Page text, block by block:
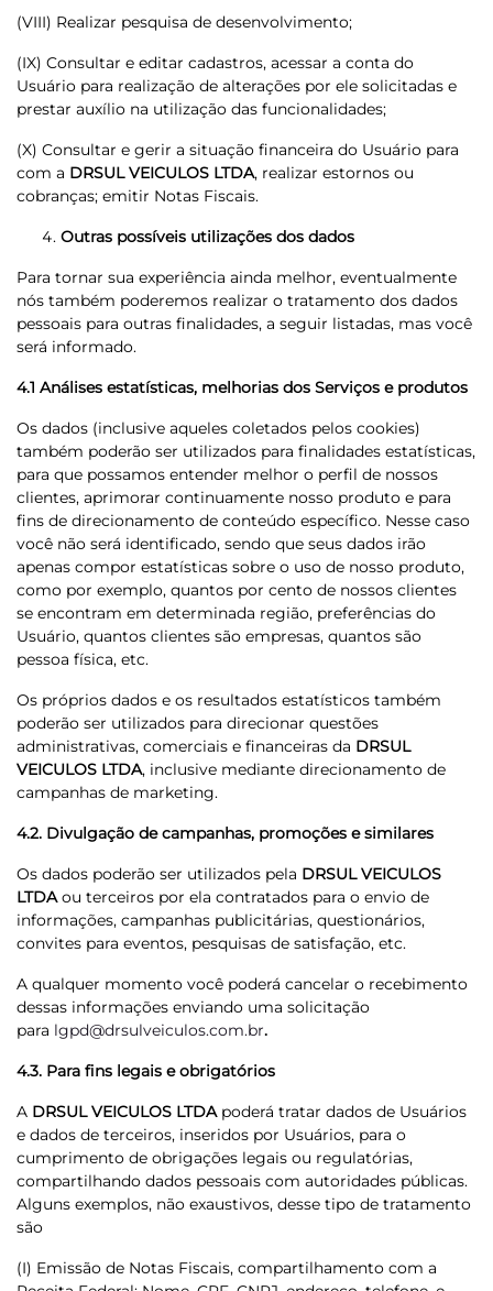
(VIII) Realizar pesquisa de desenvolvimento;
(IX) Consultar e editar cadastros, acessar a conta do
Usuário para realização de alterações por ele solicitadas e
prestar auxílio na utilização das funcionalidades;
(X) Consultar e gerir a situação financeira do Usuário para
com a DRSUL VEICULOS LTDA, realizar estornos ou
cobranças; emitir Notas Fiscais.
Outras possíveis utilizações dos dados
Para tornar sua experiência ainda melhor, eventualmente
nós também poderemos realizar o tratamento dos dados
pessoais para outras finalidades, a seguir listadas, mas você
será informado.
4.1 Análises estatísticas, melhorias dos Serviços e produtos
Os dados (inclusive aqueles coletados pelos cookies)
também poderão ser utilizados para finalidades estatísticas,
para que possamos entender melhor o perfil de nossos
clientes, aprimorar continuamente nosso produto e para
fins de direcionamento de conteúdo específico. Nesse caso
você não será identificado, sendo que seus dados irão
apenas compor estatísticas sobre o uso de nosso produto,
como por exemplo, quantos por cento de nossos clientes
se encontram em determinada região, preferências do
Usuário, quantos clientes são empresas, quantos são
pessoa física, etc.
Os próprios dados e os resultados estatísticos também
poderão ser utilizados para direcionar questões
administrativas, comerciais e financeiras da DRSUL
VEICULOS LTDA, inclusive mediante direcionamento de
campanhas de marketing.
4.2. Divulgação de campanhas, promoções e similares
Os dados poderão ser utilizados pela DRSUL VEICULOS
LTDAou terceiros por ela contratados para o envio de
informações, campanhas publicitárias, questionários,
convites para eventos, pesquisas de satisfação, etc.
A qualquer momento você poderá cancelar o recebimento
dessas informações enviando uma solicitação
para lgpd@drsulveiculos.com.br.
4.3. Para fins legais e obrigatórios
A DRSUL VEICULOS LTDApoderá tratar dados de Usuários
e dados de terceiros, inseridos por Usuários, para o
cumprimento de obrigações legais ou regulatórias,
compartilhando dados pessoais com autoridades públicas.
Alguns exemplos, não exaustivos, desse tipo de tratamento
são
(I) Emissão de Notas Fiscais, compartilhamento com a